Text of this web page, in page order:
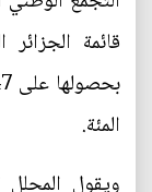
قائمة
المئة.